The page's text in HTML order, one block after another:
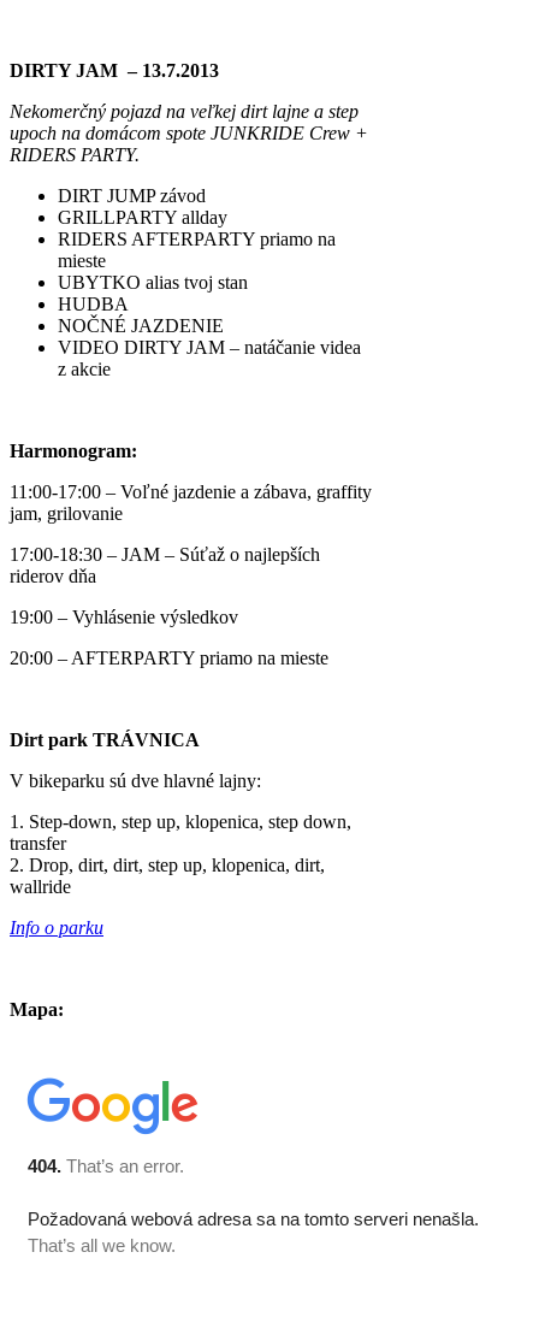
DIRTY JAM – 13.7.2013
Nekomerčný pojazd na veľkej dirt lajne a step
upoch na domácom spote JUNKRIDE Crew +
RIDERS PARTY.
DIRT JUMP závod
GRILLPARTY allday
RIDERS AFTERPARTY priamo na
mieste
UBYTKO alias tvoj stan
HUDBA
NOČNÉ JAZDENIE
VIDEO DIRTY JAM – natáčanie videa
z akcie
Harmonogram:
11:00-17:00 – Voľné jazdenie a zábava, graffity
jam, grilovanie
17:00-18:30 – JAM – Súťaž o najlepších
riderov dňa
19:00 – Vyhlásenie výsledkov
20:00 – AFTERPARTY priamo na mieste
Dirt park TRÁVNICA
V bikeparku sú dve hlavné lajny:
1. Step-down, step up, klopenica, step down,
transfer
2. Drop, dirt, dirt, step up, klopenica, dirt,
wallride
Info o parku
Mapa: